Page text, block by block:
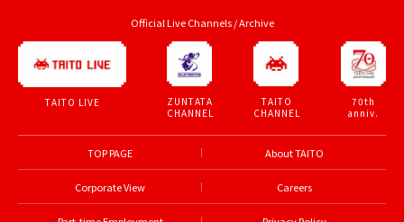
Official Live Channels / Archive
TAITO LIVE
ZUNTATA
CHANNEL
TAITO
CHANNEL
70th
anniv.
TOP PAGE About TAITO
Corporate View Careers